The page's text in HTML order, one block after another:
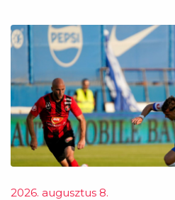
2026. augusztus 8.